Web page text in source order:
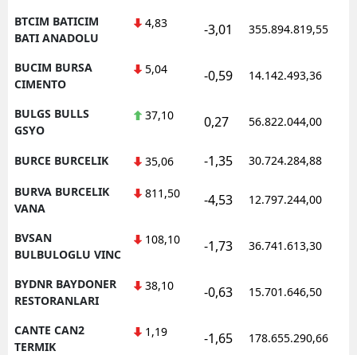
BTCIM BATICIM
BATI ANADOLU
4,83 -3,01 355.894.819,55
BUCIM BURSA
CIMENTO
5,04 -0,59 14.142.493,36
BULGS BULLS
GSYO
37,10 0,27 56.822.044,00
BURCE BURCELIK 35,06 -1,35 30.724.284,88
BURVA BURCELIK
VANA
811,50 -4,53 12.797.244,00
BVSAN
BULBULOGLU VINC
108,10 -1,73 36.741.613,30
BYDNR BAYDONER
RESTORANLARI
38,10 -0,63 15.701.646,50
CANTE CAN2
TERMIK
1,19 -1,65 178.655.290,66